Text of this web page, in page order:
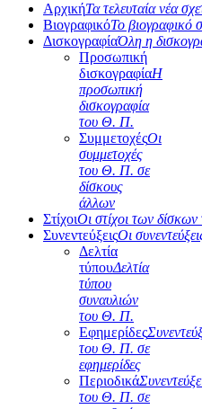
ΑρχικήΤα τελευταία νέα
ΒιογραφικόΤο βιογραφικό
ΔισκογραφίαΌλη η
Προσωπική
δισκογραφίαΗ
προσωπική
δισκογραφία
του Θ. Π.
ΣυμμετοχέςΟι
συμμετοχές
του Θ. Π. σε
δίσκους
άλλων
ΣτίχοιΟι στίχοι των
ΣυνεντεύξειςΟι
Δελτία
τύπουΔελτία
τύπου
συναυλιών
του Θ. Π.
Εφημερίδες
του Θ. Π. σε
εφημερίδες
Περιοδικά
του Θ. Π. σε